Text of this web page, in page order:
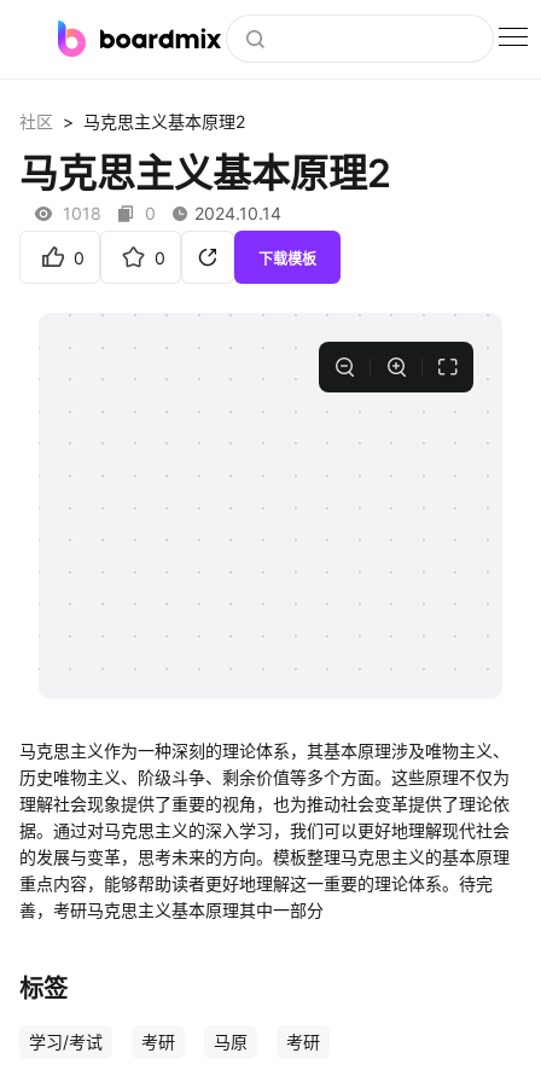
社区资源
下载
客户案例
支持
帮助中心
社区 > 马克思主义基本原理2
马克思主义基本原理2
1018 0 2024.10.14
0 0 下载模板
马克思主义作为一种深刻的理论体系，其基本原理涉及唯物主义、
历史唯物主义、阶级斗争、剩余价值等多个方面。这些原理不仅为
理解社会现象提供了重要的视角，也为推动社会变革提供了理论依
据。通过对马克思主义的深入学习，我们可以更好地理解现代社会
的发展与变革，思考未来的方向。模板整理马克思主义的基本原理
重点内容，能够帮助读者更好地理解这一重要的理论体系。待完
善，考研马克思主义基本原理其中一部分
标签
学习/考试 考研 马原 考研